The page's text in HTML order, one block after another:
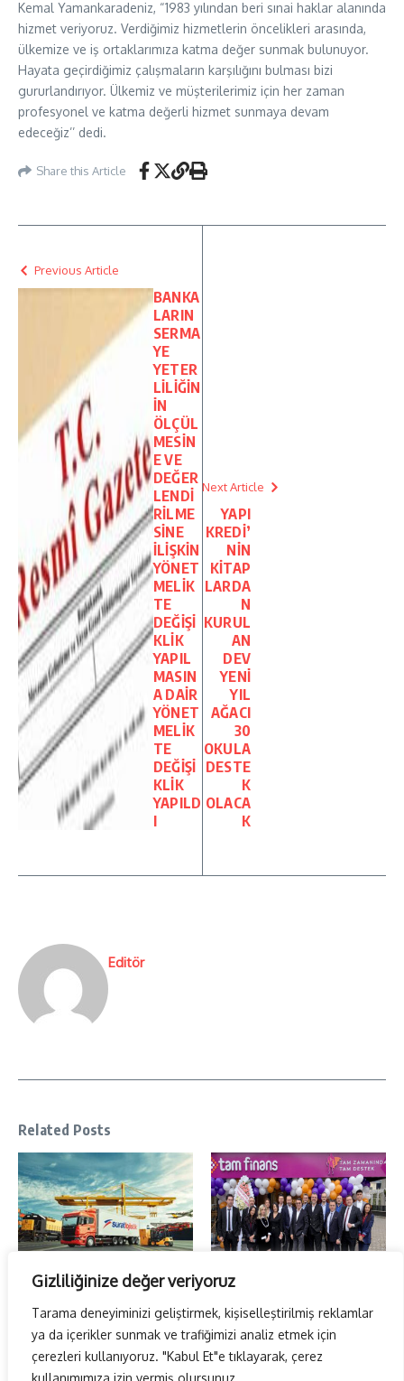
Gizliliğinize değer veriyoruz
Tarama deneyiminizi geliştirmek, kişiselleştirilmiş reklamlar
ya da içerikler sunmak ve trafiğimizi analiz etmek için
çerezleri kullanıyoruz. "Kabul Et"e tıklayarak, çerez
kullanımımıza izin vermiş olursunuz.
Kemal Yamankaradeniz, “1983 yılından beri sınai haklar alanında
hizmet veriyoruz. Verdiğimiz hizmetlerin öncelikleri arasında,
ülkemize ve iş ortaklarımıza katma değer sunmak bulunuyor.
Hayata geçirdiğimiz çalışmaların karşılığını bulması bizi
gururlandırıyor. Ülkemiz ve müşterilerimiz için her zaman
profesyonel ve katma değerli hizmet sunmaya devam
edeceğiz’’ dedi.
Share this Article
Previous Article
BANKA
LARIN
SERMA
YE
YETER
LİLİĞİN
İN
ÖLÇÜL
MESİN
E VE
DEĞER
LENDİ
RİLME
SİNE
İLİŞKİN
YÖNET
MELİK
TE
DEĞİŞİ
KLİK
YAPIL
MASIN
A DAİR
YÖNET
MELİK
TE
DEĞİŞİ
KLİK
YAPILD
I
Next Article
YAPI
KREDİ’
NİN
KİTAP
LARDA
N
KURUL
AN
DEV
YENİ
YIL
AĞACI
30
OKULA
DESTE
K
OLACA
K
Editör
Related Posts
Hedefimiz 5 yılda… ilk 5…
3 Ocak 2026
Türkiye genelindeki büyüme
27 Aralık 2025